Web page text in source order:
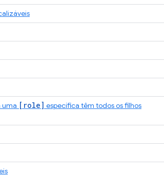
uma [role] específica têm todos os filhos